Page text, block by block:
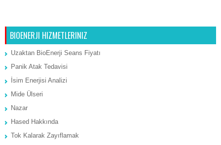
BIOENERJI HIZMETLERINIZ
Uzaktan BioEnerji Seans Fiyatı
Panik Atak Tedavisi
İsim Enerjisi Analizi
Mide Ülseri
Nazar
Hased Hakkında
Tok Kalarak Zayıflamak